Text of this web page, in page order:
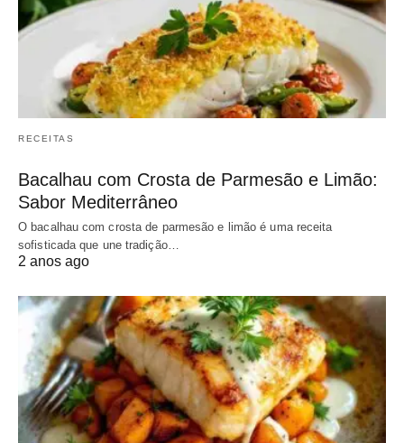
RECEITAS
Bacalhau com Crosta de Parmesão e Limão:
Sabor Mediterrâneo
O bacalhau com crosta de parmesão e limão é uma receita
sofisticada que une tradição…
2 anos ago